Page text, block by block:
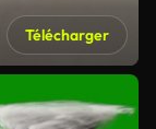
Télécharger